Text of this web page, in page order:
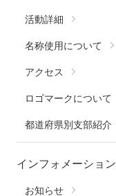
活動詳細
名称使用について
アクセス
ロゴマークについて
都道府県別支部紹介
インフォメーション
お知らせ